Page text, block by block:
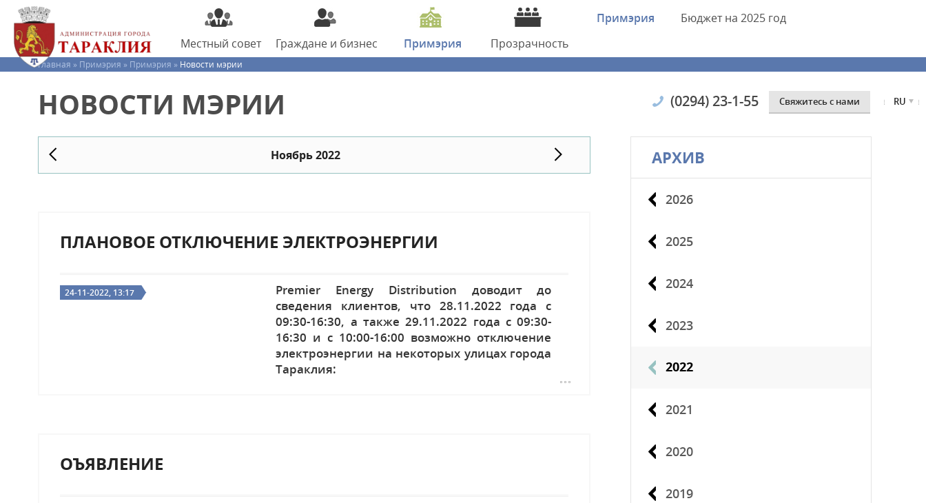
Местный совет Граждане и бизнес Примэрия Прозрачность
Примэрия Бюджетна 2025 год
(0294) 23-1-55 Cвяжитесь с нами RU
Главная » Примэрия » Примэрия » Новости мэрии
НОВОСТИ МЭРИИ
АРХИВ
2026
2025
2024
2023
2022
2021
2020
2019
Ноябрь 2022
ПЛАНОВОЕ ОТКЛЮЧЕНИЕ ЭЛЕКТРОЭНЕРГИИ
24-11-2022, 13:17
Premier Energy Distribution доводит до
сведения клиентов, что 28.11.2022 года с
09:30-16:30, а также 29.11.2022 года с 09:30-
16:30 и с 10:00-16:00 возможно отключение
электроэнергии на некоторых улицах города
Тараклия:
ОЪЯВЛЕНИЕ